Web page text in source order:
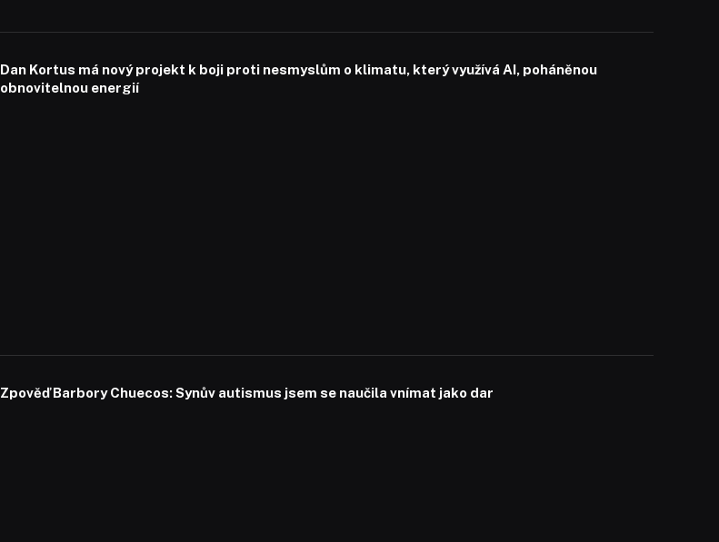
Dan Kortus má nový projekt k boji proti nesmyslům o klimatu, který využívá AI, poháněnou
obnovitelnou energií
Zpověď Barbory Chuecos: Synův autismus jsem se naučila vnímat jako dar